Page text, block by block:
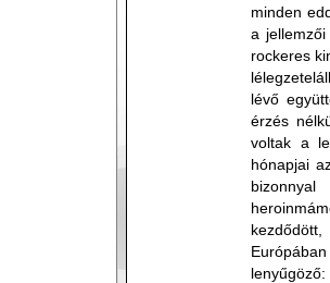
minden
a
rockeres
lévő
érzés
voltak a
hónapjai